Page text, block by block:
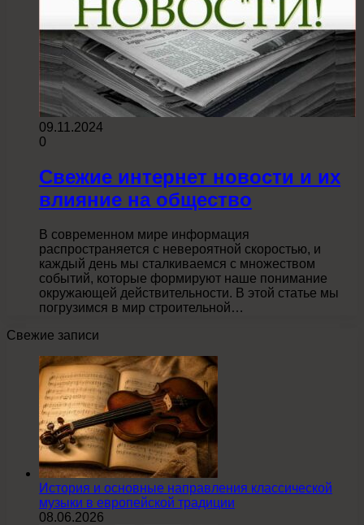
09.11.2024
0
Свежие интернет новости и их
влияние на общество
В современном мире информация
распространяется с невероятной скоростью, и
каждый день мы сталкиваемся с множеством
событий, которые формируют наше понимание
окружающей действительности. В этой статье мы
погрузимся в мир строительной…
Свежие записи
История и основные направления классической
музыки в европейской традиции
08.06.2026